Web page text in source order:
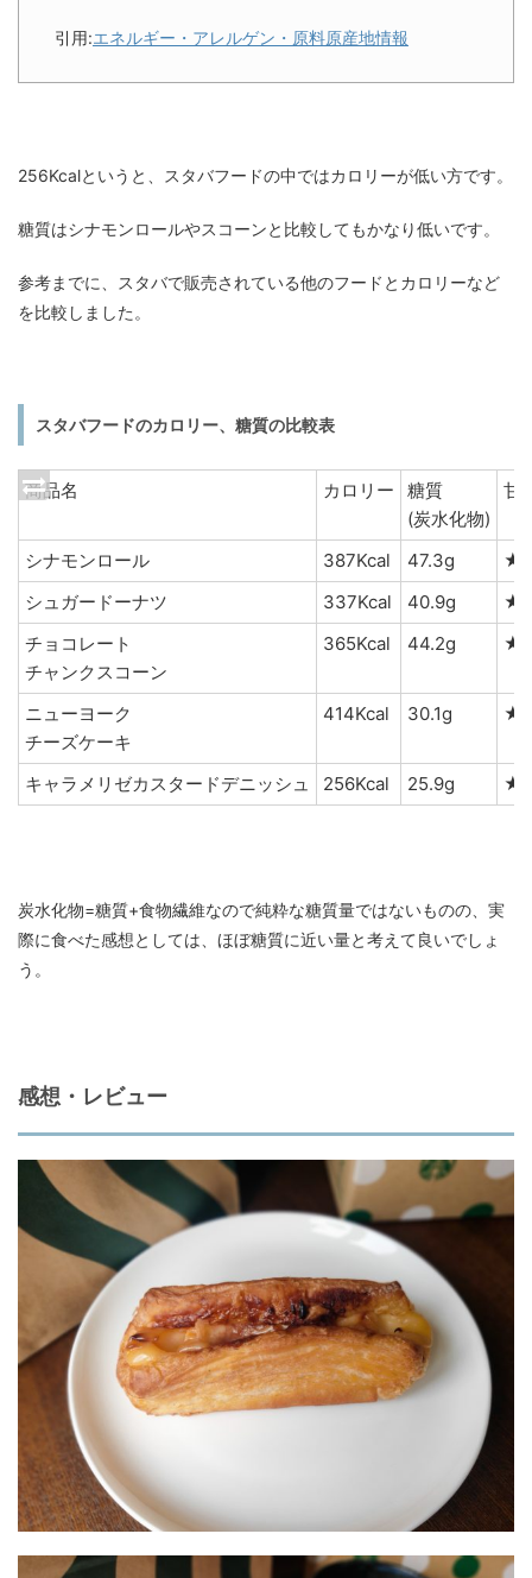
引用:エネルギー・アレルゲン・原料原産地情報
256Kcalというと、スタバフードの中ではカロリーが低い方です。
糖質はシナモンロールやスコーンと比較してもかなり低いです。
参考までに、スタバで販売されている他のフードとカロリーなど
を比較しました。
スタバフードのカロリー、糖質の比較表
商品名 カロリー
糖質
(炭水化物)
甘
シナモンロール 387Kcal 47.3g
シュガードーナツ
337Kcal 40.9g
チョコレート
チャンクスコーン
365Kcal 44.2g
ニューヨーク
チーズケーキ
414Kcal 30.1g
キャラメリゼカスタードデニッシュ 256Kcal 25.9g
炭水化物=糖質+食物繊維なので純粋な糖質量ではないものの、実
際に食べた感想としては、ほぼ糖質に近い量と考えて良いでしょ
う。
感想・レビュー